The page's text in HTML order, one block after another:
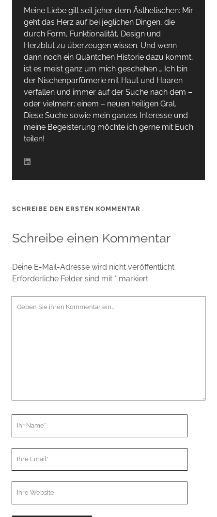
Meine Liebe gilt seit jeher dem Ästhetischen: Mir
geht das Herz auf bei jeglichen Dingen, die
durch Form, Funktionalität, Design und
Herzblut zu überzeugen wissen. Und wenn
dann noch ein Quäntchen Historie dazu kommt,
ist es meist ganz um mich geschehen … Ich bin
der Nischenparfümerie mit Haut und Haaren
verfallen und immer auf der Suche nach dem –
oder vielmehr: einem – neuen heiligen Gral.
Diese Suche sowie mein ganzes Interesse und
meine Begeisterung möchte ich gerne mit Euch
teilen!
SCHREIBE DEN ERSTEN KOMMENTAR
Schreibe einen Kommentar
Deine E-Mail-Adresse wird nicht veröffentlicht.
Erforderliche Felder sind mit * markiert